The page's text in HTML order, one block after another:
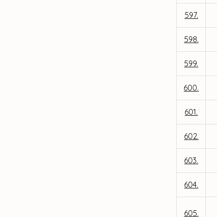
597.
598.
599.
600.
601.
602.
603.
604.
605.